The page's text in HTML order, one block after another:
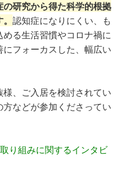
研究から得た科学的根拠
認知症になりにくい、も
る生活習慣やコロナ禍に
フォーカスした、幅広い
、ご入居を検討されてい
などが参加くださってい
り組みに関するインタビ